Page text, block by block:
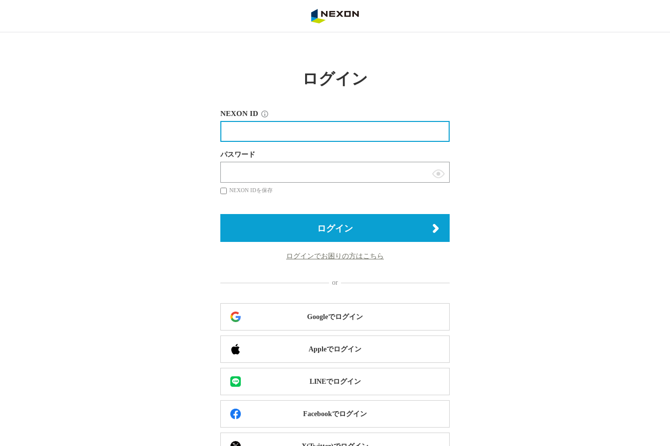
ログイン
NEXON ID
パスワード
表
替
NEXON IDを保存
ログイン
ログインでお困りの方はこちら
Googleでログイン
Appleでログイン
LINEでログイン
Facebookでログイン